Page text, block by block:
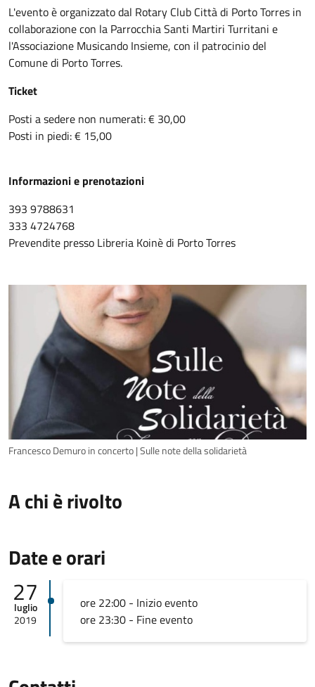
L'evento è organizzato dal Rotary Club Città di Porto Torres in
collaborazione con la Parrocchia Santi Martiri Turritani e
l'Associazione Musicando Insieme, con il patrocinio del
Comune di Porto Torres.
Ticket
Posti a sedere non numerati: € 30,00
Posti in piedi: € 15,00
Informazioni e prenotazioni
393 9788631
333 4724768
Prevendite presso Libreria Koinè di Porto Torres
Francesco Demuro in concerto | Sulle note della solidarietà
A chi è rivolto
Date e orari
27
luglio
2019
ore 22:00 - Inizio evento
ore 23:30 - Fine evento